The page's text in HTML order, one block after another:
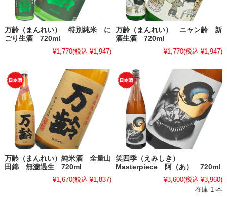
万齢（まんれい） 特別純米 に
ごり生酒 720ml
¥1,770(税込 ¥1,947)
万齢（まんれい） ニャン齢 新
酒生酒 720ml
¥1,770(税込 ¥1,947)
万齢（まんれい）純米酒 全量山
田錦 無濾過生 720ml
¥1,670(税込 ¥1,837)
笑四季（えみしき）
Masterpiece 阿（あ） 720ml
¥3,600(税込 ¥3,960)
在庫 1 本